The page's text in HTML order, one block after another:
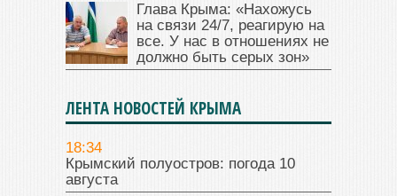
Глава Крыма: «Нахожусь
на связи 24/7, реагирую на
все. У нас в отношениях не
должно быть серых зон»
ЛЕНТА НОВОСТЕЙ КРЫМА
18:34
Крымский полуостров: погода 10
августа